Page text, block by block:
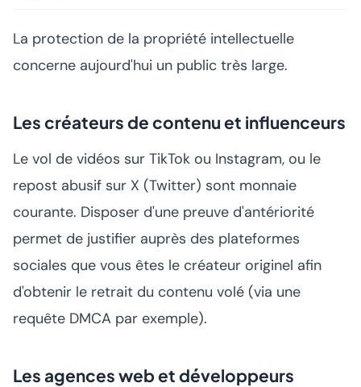
La protection de la propriété intellectuelle
concerne aujourd'hui un public très large.
Les créateurs de contenu et influenceurs
Le vol de vidéos sur TikTok ou Instagram, ou le
repost abusif sur X (Twitter) sont monnaie
courante. Disposer d'une preuve d'antériorité
permet de justifier auprès des plateformes
sociales que vous êtes le créateur originel afin
d'obtenir le retrait du contenu volé (via une
requête DMCA par exemple).
Les agences web et développeurs